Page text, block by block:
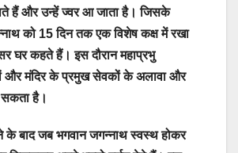
हैं और उन्हें ज्वर आ जाता है। जिसके
को 15 दिन तक एक विशेष कक्ष में रखा
घर कहते हैं। इस दौरान महाप्रभु
और मंदिर के प्रमुख सेवकों के अलावा और
सकता है।
के बाद जब भगवान जगन्नाथ स्वस्थ होकर